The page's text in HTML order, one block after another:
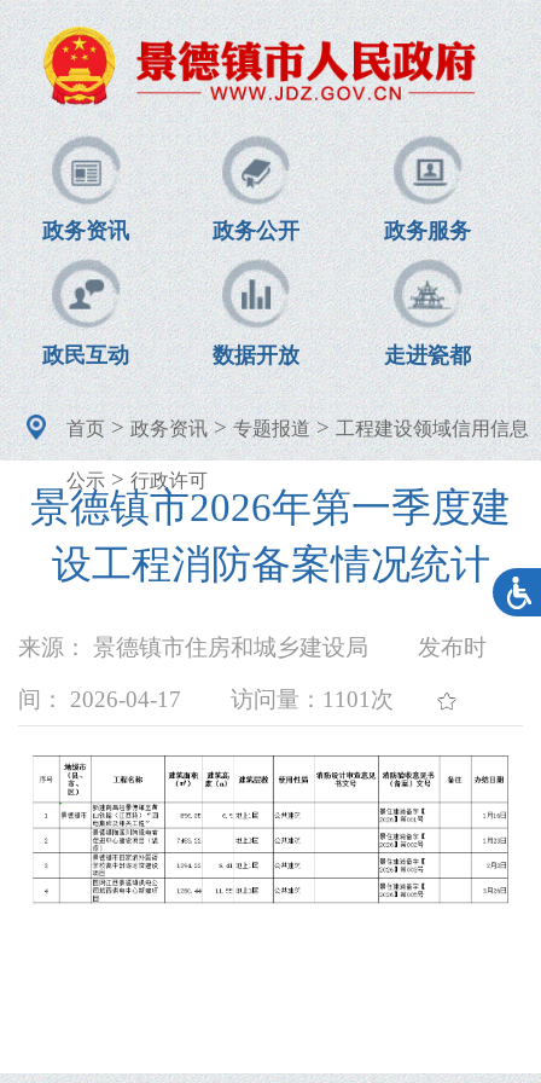
政务资讯 政务公开 政务服务
政民互动 数据开放 走进瓷都
首页>政务资讯>专题报道>工程建设领域信用信息
公示> 行政许可
景德镇市2026年第一季度建
设工程消防备案情况统计
来源： 景德镇市住房和城乡建设局 发布时
间： 2026-04-17 访问量： 1101次